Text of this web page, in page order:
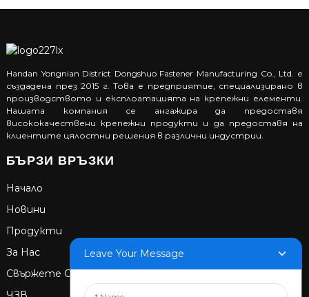
Handan Yongnian District Dongshuo Fastener Manufacturing Co., Ltd. е
създадена през 2015 г. Това е предприятие, специализирано в
производството и експлоатацията на крепежни елементи.
Нашата компания се ангажира да предоставя
висококачествени крепежни продукти и да предоставя на
клиентите цялостни решения в различни индустрии.
БЪРЗИ ВРЪЗКИ
Начало
Новини
Продукти
За Нас
Свържете Се С Нас
Leave Your Message